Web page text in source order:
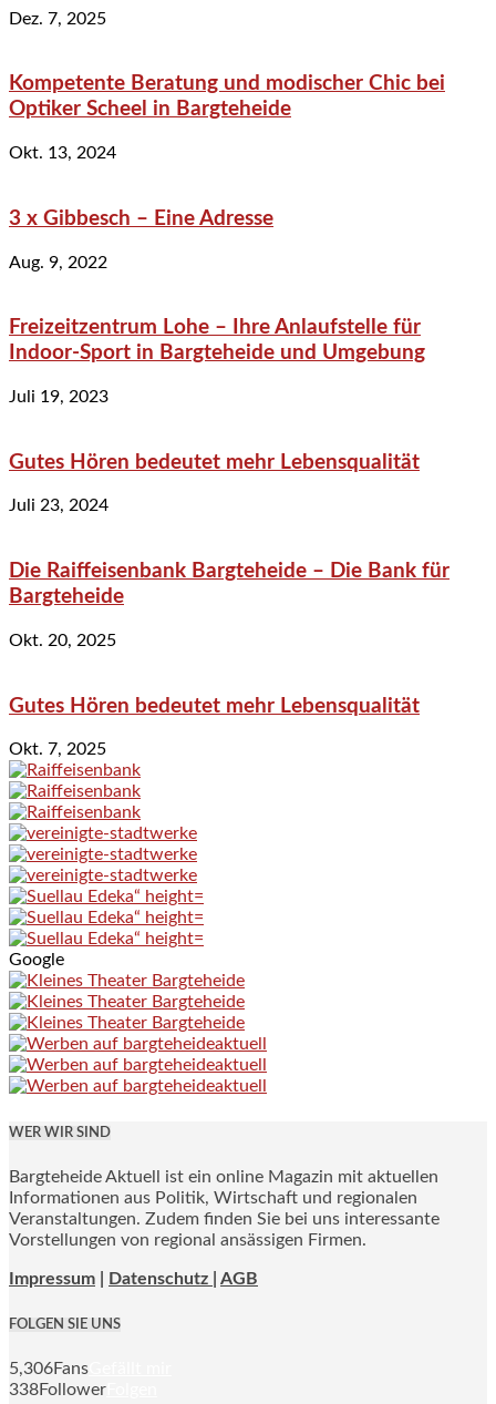
Dez. 7, 2025
Kompetente Beratung und modischer Chic bei
Optiker Scheel in Bargteheide
Okt. 13, 2024
3 x Gibbesch – Eine Adresse
Aug. 9, 2022
Freizeitzentrum Lohe – Ihre Anlaufstelle für
Indoor-Sport in Bargteheide und Umgebung
Juli 19, 2023
Gutes Hören bedeutet mehr Lebensqualität
Juli 23, 2024
Die Raiffeisenbank Bargteheide – Die Bank für
Bargteheide
Okt. 20, 2025
Gutes Hören bedeutet mehr Lebensqualität
Okt. 7, 2025
Google
WER WIR SIND
Bargteheide Aktuell ist ein online Magazin mit aktuellen
Informationen aus Politik, Wirtschaft und regionalen
Veranstaltungen. Zudem finden Sie bei uns interessante
Vorstellungen von regional ansässigen Firmen.
Impressum Datenschutz | AGB
FOLGEN SIE UNS
5,306Fans
338Follower